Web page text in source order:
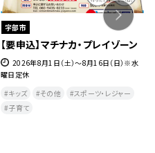
宇部市
【要申込】マチナカ・プレイゾーン
2026年8月1日（土）～8月16日（日）※水
曜日定休
キッズ
その他
スポーツ・レジャー
子育て